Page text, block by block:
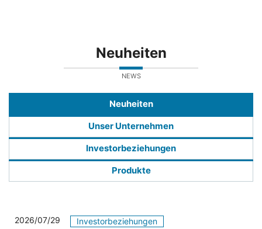
Neuheiten
NEWS
Neuheiten
Unser Unternehmen
Investorbeziehungen
Produkte
2026/07/29
Investorbeziehungen